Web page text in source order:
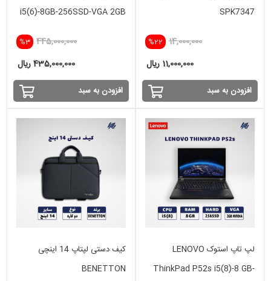
SPK7347
%22 14,000,000
11,000,000 ریال
افزودن به سبد
i5(6)-8GB-256SSD-VGA 2GB
%3 445,000,000
435,000,000 ریال
افزودن به سبد
لپ تاپ استوک LENOVO
ThinkPad P52s i5(8)-8 GB-
کیف دستی لپتاپ 14 اینچی
BENETTON